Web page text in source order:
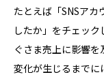
たとえば「SNSア
したか」をチェッ
ぐさま売上に影響を
変化が生じるまでに